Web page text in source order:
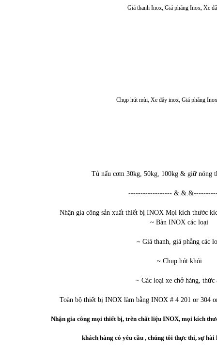
Giá thanh Inox, Giá phẳng Inox, Xe
Chụp hút mùi, Xe đẩy inox, Giá phẳng
Tủ nấu cơm 30kg, 50kg, 100kg & giữ nóng
------------------
Nhận gia công sản xuất thiết bị INOX Mọi kích thước
~ Bàn INOX các loại
~ Giá thanh, giá phẳng các
~ Chụp hút khói
~ Các loại xe chở hàng, thức
Toàn bộ thiết bị INOX làm bằng INOX # 4 201 or 304
Nhận gia công mọi thiết bị, trên chất liệu INOX, mọi kích
khách hàng có yêu cầu , chúng tôi thực thi, sự